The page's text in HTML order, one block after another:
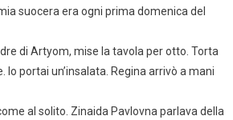
suocera era ogni prima domenica del
di Artyom, mise la tavola per otto. Torta
Io portai un’insalata. Regina arrivò a mani
al solito. Zinaida Pavlovna parlava della